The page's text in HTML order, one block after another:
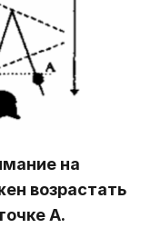
на
возрастать
А.